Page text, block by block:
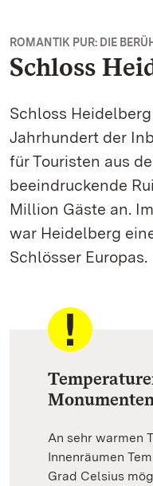
ROMANTIK PUR: DIE
Schloss
Schloss
Jahrhundert der
für Touristen aus
beeindruckende
Million Gäste an.
war Heidelberg
Schlösser Europas.
Monumenten
An sehr warmen
Innenräumen
Grad Celsius